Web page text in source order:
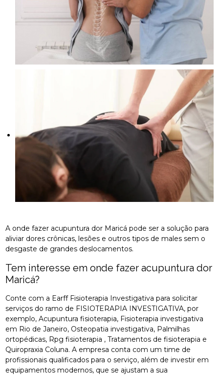
A onde fazer acupuntura dor Maricá pode ser a solução para
aliviar dores crônicas, lesões e outros tipos de males sem o
desgaste de grandes deslocamentos.
Tem interesse em onde fazer acupuntura dor
Maricá?
Conte com a Earff Fisioterapia Investigativa para solicitar
serviços do ramo de FISIOTERAPIA INVESTIGATIVA, por
exemplo, Acupuntura fisioterapia, Fisioterapia investigativa
em Rio de Janeiro, Osteopatia investigativa, Palmilhas
ortopédicas, Rpg fisioterapia , Tratamentos de fisioterapia e
Quiropraxia Coluna. A empresa conta com um time de
profissionais qualificados para o serviço, além de investir em
equipamentos modernos, que se ajustam a sua